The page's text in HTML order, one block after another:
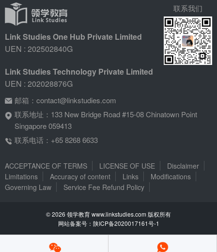
Link Studies One Hub Private Limited
UEN : 202502840G
Link Studies Technology Private Limited
UEN : 202028876G
邮箱： contact@linkstudies.com
联系地址：133 New Bridge Road #15-08 Chinatown Point
Singapore 059413
联系电话：+65 8268 6633
联系我们
ACCEPTANCE OF TERMS LICENSE OF USE
Disclaimer
Limitations
Accuracy of content Links
Modifications
Governing Law
Service Fee Refund Policy
© 2026 领学教育 www.linkstudies.com 版权所有
网站备案号：陕ICP备2020017161号-1